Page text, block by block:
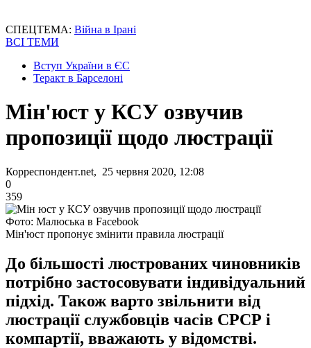
СПЕЦТЕМА: Війна в Ірані
ВСІ ТЕМИ
Вступ України в ЄС
Теракт в Барселоні
Мін'юст у КСУ озвучив
пропозиції щодо люстрації
Корреспондент.net, 25 червня 2020, 12:08
0
359
Фото: Малюська в Facebook
Мін'юст пропонує змінити правила люстрації
До більшості люстрованих чиновників
потрібно застосовувати індивідуальний
підхід. Також варто звільнити від
люстрації службовців часів СРСР і
компартії, вважають у відомстві.